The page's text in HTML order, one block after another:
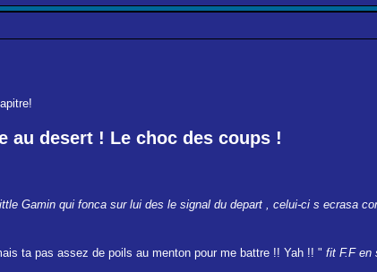
au desert ! Le choc des coups !
Gamin qui fonca sur lui des le signal du depart , celui-ci s ecrasa
ta pas assez de poils au menton pour me battre !! Yah !! " fit F.F en